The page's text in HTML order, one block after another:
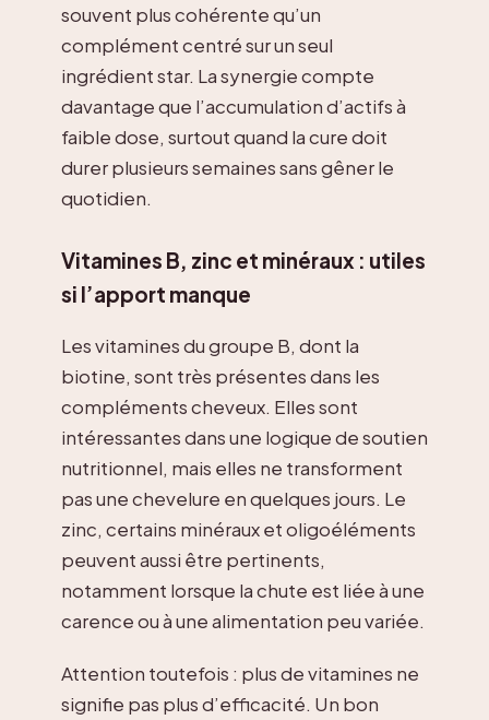
souvent plus cohérente qu’un
complément centré sur un seul
ingrédient star. La synergie compte
davantage que l’accumulation d’actifs à
faible dose, surtout quand la cure doit
durer plusieurs semaines sans gêner le
quotidien.
Vitamines B, zinc et minéraux : utiles
si l’apport manque
Les vitamines du groupe B, dont la
biotine, sont très présentes dans les
compléments cheveux. Elles sont
intéressantes dans une logique de soutien
nutritionnel, mais elles ne transforment
pas une chevelure en quelques jours. Le
zinc, certains minéraux et oligoéléments
peuvent aussi être pertinents,
notamment lorsque la chute est liée à une
carence ou à une alimentation peu variée.
Attention toutefois : plus de vitamines ne
signifie pas plus d’efficacité. Un bon